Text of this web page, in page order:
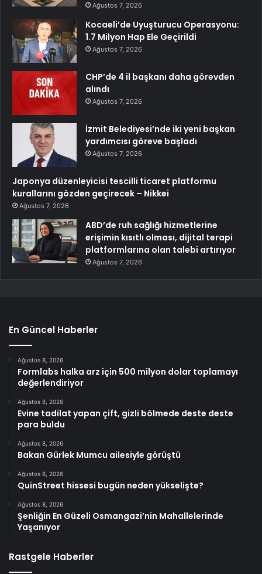
Ağustos 7, 2026
Kocaeli’de Uyuşturucu Operasyonu:
1.7 Milyon Hap Ele Geçirildi
Ağustos 7, 2026
CHP’de 4 il başkanı daha görevden
alındı
Ağustos 7, 2026
İzmit Belediyesi’nde iki yeni başkan
yardımcısı göreve başladı
Ağustos 7, 2026
Japonya düzenleyicisi tescilli ticaret platformu
kurallarını gözden geçirecek – Nikkei
Ağustos 7, 2026
ABD’de ruh sağlığı hizmetlerine
erişimin kısıtlı olması, dijital terapi
platformlarına olan talebi artırıyor
Ağustos 7, 2026
En Güncel Haberler
Ağustos 8, 2026
Formlabs halka arz için 500 milyon dolar toplamayı
değerlendiriyor
Ağustos 8, 2026
Evine tadilat yapan çift, gizli bölmede deste deste
para buldu
Ağustos 8, 2026
Bakan Gürlek Mumcu ailesiyle görüştü
Ağustos 8, 2026
QuinStreet hissesi bugün neden yükselişte?
Ağustos 8, 2026
Şenliğin En Güzeli Osmangazi’nin Mahallelerinde
Yaşanıyor
Rastgele Haberler